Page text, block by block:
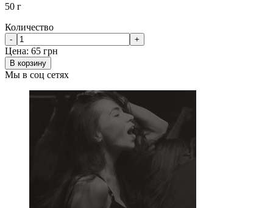
50 г
Количество
- +
Цена: 65 грн
В корзину
Мы в соц сетях